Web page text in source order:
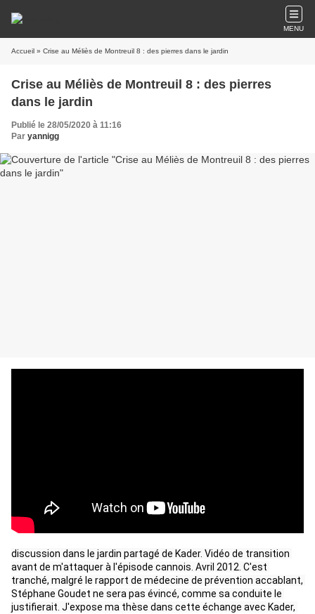
MENU
Accueil » Crise au Méliès de Montreuil 8 : des pierres dans le jardin
Crise au Méliès de Montreuil 8 : des pierres
dans le jardin
Publié le 28/05/2020 à 11:16
Par yannigg
discussion dans le jardin partagé de Kader. Vidéo de transition
avant de m'attaquer à l'épisode cannois. Avril 2012. C'est
tranché, malgré le rapport de médecine de prévention accablant,
Stéphane Goudet ne sera pas évincé, comme sa conduite le
justifierait. J'expose ma thèse dans cette échange avec Kader,